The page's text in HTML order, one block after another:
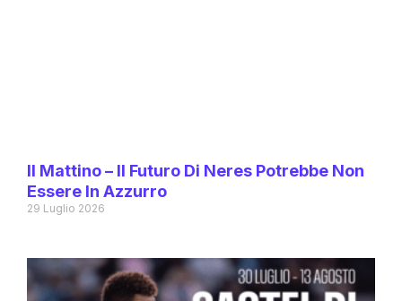
Il Mattino – Il Futuro Di Neres Potrebbe Non
Essere In Azzurro
29 Luglio 2026